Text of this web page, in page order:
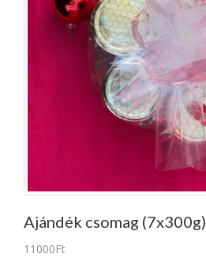
Ajándék csomag (7x300g)
11000Ft